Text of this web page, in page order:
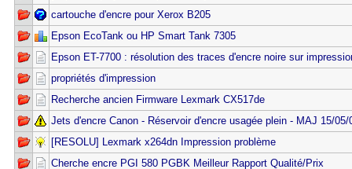
cartouche d'encre pour Xerox B205
Epson EcoTank ou HP Smart Tank 7305
Epson ET-7700 : résolution des traces d'encre noire sur
propriétés d'impression
Recherche ancien Firmware Lexmark CX517de
Jets d'encre Canon - Réservoir d'encre usagée plein - MAJ 15/05/
[RESOLU] Lexmark x264dn Impression problème
Cherche encre PGI 580 PGBK Meilleur Rapport Qualité/Prix